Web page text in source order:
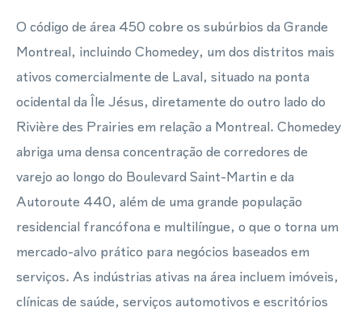
O código de área 450 cobre os subúrbios da Grande
Montreal, incluindo Chomedey, um dos distritos mais
ativos comercialmente de Laval, situado na ponta
ocidental da Île Jésus, diretamente do outro lado do
Rivière des Prairies em relação a Montreal. Chomedey
abriga uma densa concentração de corredores de
varejo ao longo do Boulevard Saint-Martin e da
Autoroute 440, além de uma grande população
residencial francófona e multilíngue, o que o torna um
mercado-alvo prático para negócios baseados em
serviços. As indústrias ativas na área incluem imóveis,
clínicas de saúde, serviços automotivos e escritórios